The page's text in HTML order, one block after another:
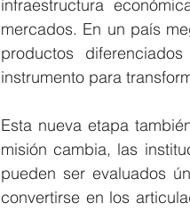
infraestructura
mercados. En un país
productos
instrumento para
Esta nueva etapa
misión cambia, las
pueden ser evaluados
convertirse en los